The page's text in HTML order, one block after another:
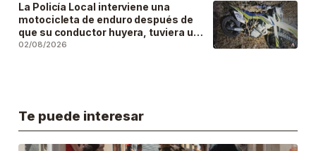
La Policía Local interviene una
motocicleta de enduro después de
que su conductor huyera, tuviera un
accidente y la abandonara
02/08/2026
Te puede interesar